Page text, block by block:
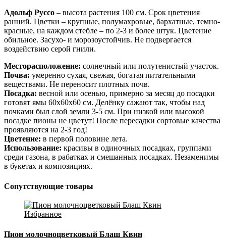
Адольф Руссо – высота растения 100 см. Срок цветения
ранний. Цветки – крупные, полумахровые, бархатные, темно-
красные, на каждом стебле – по 2-3 и более штук. Цветение
обильное. Засухо- и морозоустойчив. Не подвергается
воздействию серой гнили.
Месторасположение: солнечный или полутенистый участок.
Почва: умеренно сухая, свежая, богатая питательными
веществами. Не переносит плотных почв.
Посадка: весной или осенью, примерно за месяц до посадки
готовят ямы 60х60х60 см. Делёнку сажают так, чтобы над
почками был слой земли 3-5 см. При низкой или высокой
посадке пионы не цветут! После пересадки сортовые качества
проявляются на 2-3 год!
Цветение: в первой половине лета.
Использование: красивы в одиночных посадках, группами
среди газона, в рабатках и смешанных посадках. Незаменимы
в букетах и композициях.
Сопутствующие товары
Избранное
Пион молочноцветковый Блаш Квин